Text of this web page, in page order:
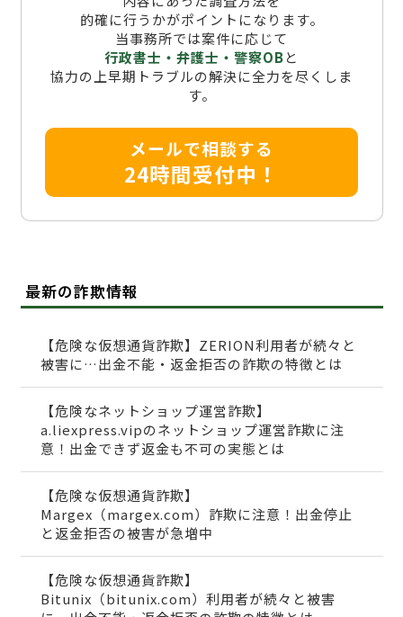
的確に行うかがポイントになります。
当事務所では案件に応じて
行政書士・弁護士・警察OBと
協力の上早期トラブルの解決に全力を尽くしま
す。
メールで相談する
24時間受付中！
最新の詐欺情報
【危険な仮想通貨詐欺】ZERION利用者が続々と
被害に…出金不能・返金拒否の詐欺の特徴とは
【危険なネットショップ運営詐欺】
a.liexpress.vipのネットショップ運営詐欺に注
意！出金できず返金も不可の実態とは
【危険な仮想通貨詐欺】
Margex（margex.com）詐欺に注意！出金停止
と返金拒否の被害が急増中
【危険な仮想通貨詐欺】
Bitunix（bitunix.com）利用者が続々と被害